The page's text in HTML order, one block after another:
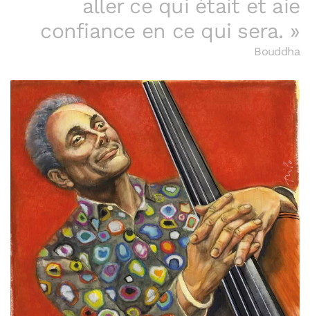
aller ce qui était et aie
confiance en ce qui sera. »
Bouddha